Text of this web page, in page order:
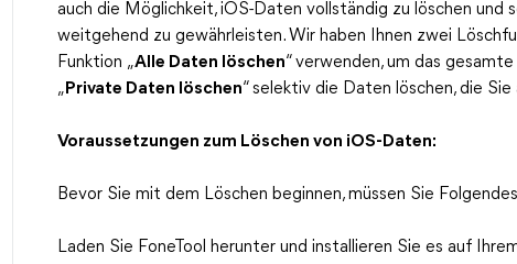
auch die Möglichkeit, iOS-Daten vollständig zu löschen
weitgehend zu gewährleisten. Wir haben Ihnen zwei
Funktion „Alle Daten löschen“ verwenden, um das
„ Private Daten löschen“ selektiv die Daten löschen, die
Voraussetzungen zum Löschen von iOS-Daten:
Bevor Sie mit dem Löschen beginnen, müssen Sie
Laden Sie FoneTool herunter und installieren Sie es auf